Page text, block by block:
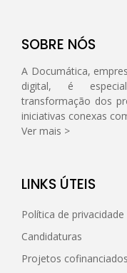
SOBRE NÓS
A Documática,
digital, é
transformação dos
iniciativas conexas
Ver mais >
LINKS ÚTEIS
Política de privacidade
Candidaturas
Projetos